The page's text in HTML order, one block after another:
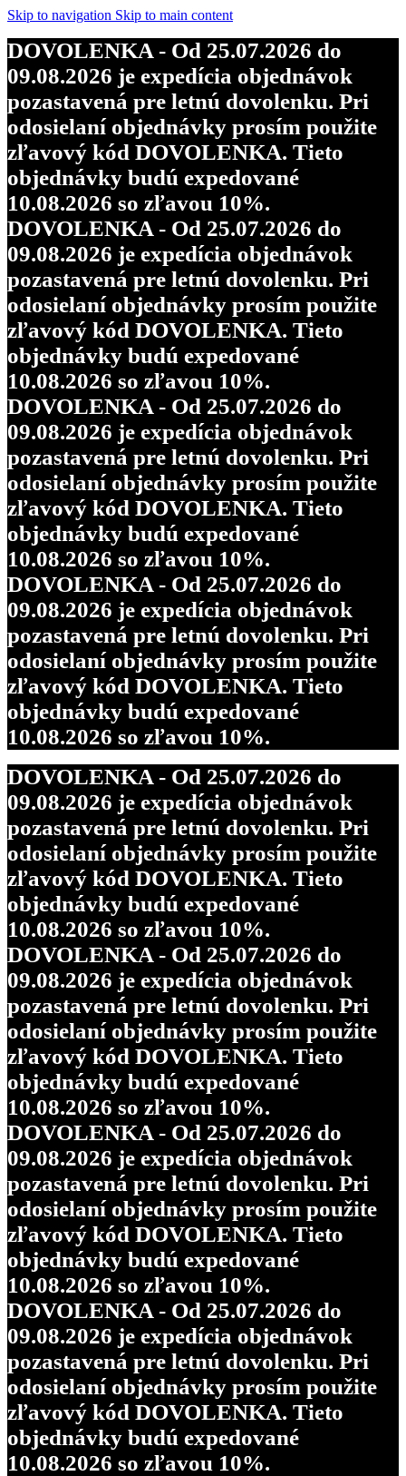
Skip to navigation Skip to main content
DOVOLENKA - Od 25.07.2026 do
09.08.2026 je expedícia objednávok
pozastavená pre letnú dovolenku. Pri
odosielaní objednávky prosím použite
zľavový kód DOVOLENKA. Tieto
objednávky budú expedované
10.08.2026 so zľavou 10%.
DOVOLENKA - Od 25.07.2026 do
09.08.2026 je expedícia objednávok
pozastavená pre letnú dovolenku. Pri
odosielaní objednávky prosím použite
zľavový kód DOVOLENKA. Tieto
objednávky budú expedované
10.08.2026 so zľavou 10%.
DOVOLENKA - Od 25.07.2026 do
09.08.2026 je expedícia objednávok
pozastavená pre letnú dovolenku. Pri
odosielaní objednávky prosím použite
zľavový kód DOVOLENKA. Tieto
objednávky budú expedované
10.08.2026 so zľavou 10%.
DOVOLENKA - Od 25.07.2026 do
09.08.2026 je expedícia objednávok
pozastavená pre letnú dovolenku. Pri
odosielaní objednávky prosím použite
zľavový kód DOVOLENKA. Tieto
objednávky budú expedované
10.08.2026 so zľavou 10%.
DOVOLENKA - Od 25.07.2026 do
09.08.2026 je expedícia objednávok
pozastavená pre letnú dovolenku. Pri
odosielaní objednávky prosím použite
zľavový kód DOVOLENKA. Tieto
objednávky budú expedované
10.08.2026 so zľavou 10%.
DOVOLENKA - Od 25.07.2026 do
09.08.2026 je expedícia objednávok
pozastavená pre letnú dovolenku. Pri
odosielaní objednávky prosím použite
zľavový kód DOVOLENKA. Tieto
objednávky budú expedované
10.08.2026 so zľavou 10%.
DOVOLENKA - Od 25.07.2026 do
09.08.2026 je expedícia objednávok
pozastavená pre letnú dovolenku. Pri
odosielaní objednávky prosím použite
zľavový kód DOVOLENKA. Tieto
objednávky budú expedované
10.08.2026 so zľavou 10%.
DOVOLENKA - Od 25.07.2026 do
09.08.2026 je expedícia objednávok
pozastavená pre letnú dovolenku. Pri
odosielaní objednávky prosím použite
zľavový kód DOVOLENKA. Tieto
objednávky budú expedované
10.08.2026 so zľavou 10%.